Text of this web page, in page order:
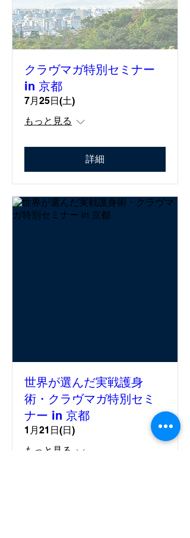
クラヴマガ特別セミナー
in 京都
7月25日(土)
もっと見る
詳細
世界が選んだ実戦護身
術・クラヴマガ特別セミ
ナー in 京都
1月21日(日)
もっと見る